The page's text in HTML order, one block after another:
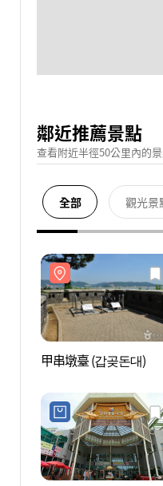
鄰近推薦景點
查看附近半徑50公里內的
全部 觀光景
甲串墩臺 (갑곶돈대)